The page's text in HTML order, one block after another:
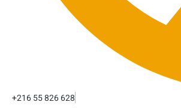
+216 55 826 628